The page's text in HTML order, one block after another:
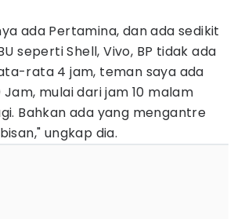
ada Pertamina, dan ada sedikit
seperti Shell, Vivo, BP tidak ada
rata 4 jam, teman saya ada
Jam, mulai dari jam 10 malam
Bahkan ada yang mengantre
ungkap dia.